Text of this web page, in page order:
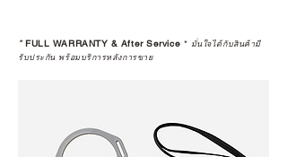
*FULL WARRANTY & After Service * มั่นใจได้กับสินค้ามี
รับประกัน พร้อมบริการหลังการขาย